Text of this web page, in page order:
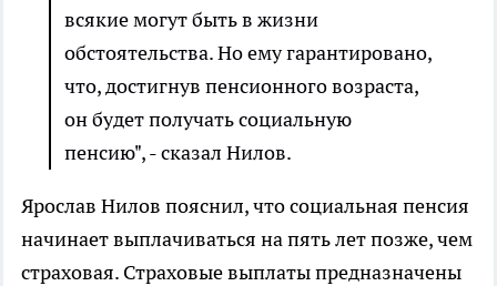
всякие могут быть в жизни
обстоятельства. Но ему гарантировано,
что, достигнув пенсионного возраста,
он будет получать социальную
пенсию", - сказал Нилов.
Ярослав Нилов пояснил, что социальная пенсия
начинает выплачиваться на пять лет позже, чем
страховая. Страховые выплаты предназначены